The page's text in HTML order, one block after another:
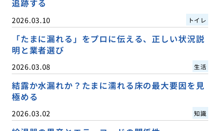
追跡する
2026.03.10 トイレ
「たまに漏れる」をプロに伝える、正しい状況説
明と業者選び
2026.03.08 生活
結露か水漏れか？たまに濡れる床の最大要因を見
極める
2026.03.02 知識